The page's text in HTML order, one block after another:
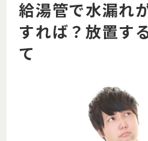
給湯管で水漏れ
すれば？放置す
て